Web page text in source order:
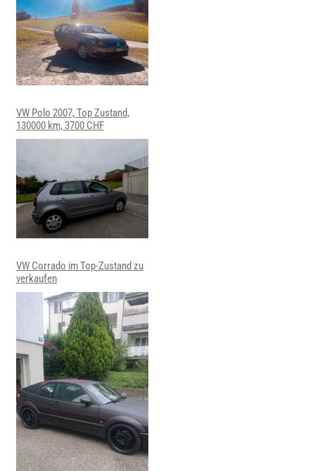
VW Polo 2007, Top Zustand,
130000 km, 3700 CHF
VW Corrado im Top-Zustand zu
verkaufen